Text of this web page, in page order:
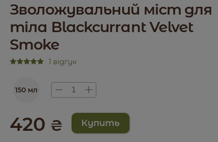
Зволожувальний міст для
тіла Blackcurrant Velvet
Smoke
1 відгук
150 мл
420 ₴